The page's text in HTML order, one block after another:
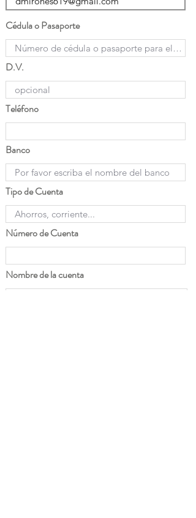
Cédula o Pasaporte
D.V.
Teléfono
Banco
Tipo de Cuenta
Número de Cuenta
Nombre de la cuenta